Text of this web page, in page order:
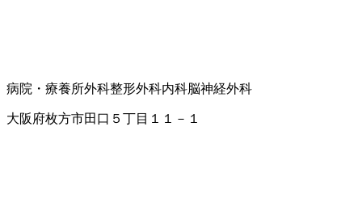
病院・療養所外科整形外科内科脳神経外科
大阪府枚方市田口５丁目１１－１